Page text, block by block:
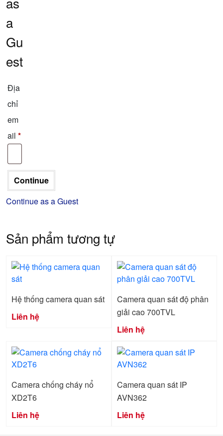
a
Gu
est
Địa
chỉ
em
ail *
Continue as a Guest
Sản phẩm tương tự
Hệ thống camera quan sát
Liên hệ
Camera quan sát độ phân
giải cao 700TVL
Liên hệ
Camera chống cháy nổ
XD2T6
Liên hệ
Camera quan sát IP
AVN362
Liên hệ